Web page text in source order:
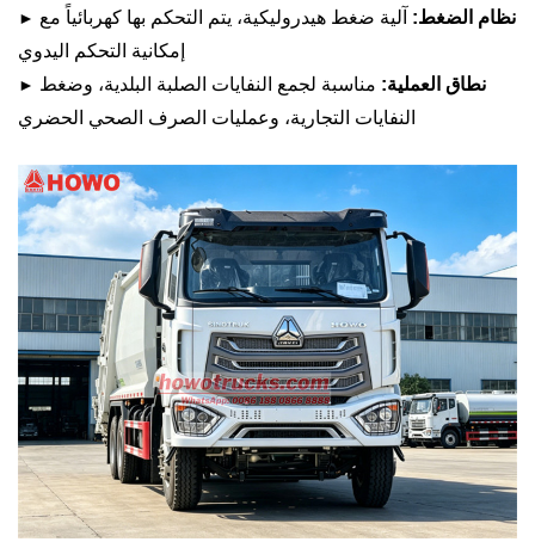
► نظام الضغط: آلية ضغط هيدروليكية، يتم التحكم بها كهربائياً مع
إمكانية التحكم اليدوي
► نطاق العملية: مناسبة لجمع النفايات الصلبة البلدية، وضغط
النفايات التجارية، وعمليات الصرف الصحي الحضري